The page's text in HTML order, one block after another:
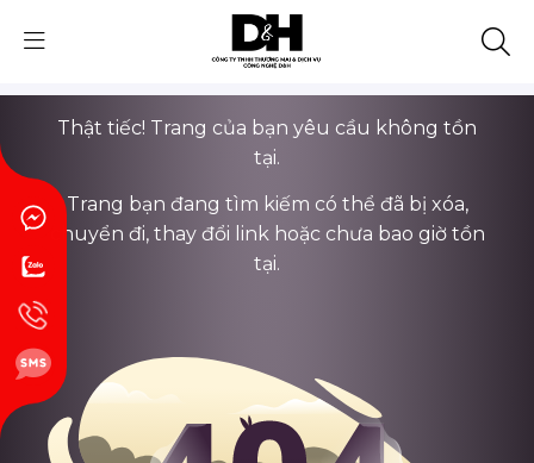
Thật tiếc! Trang của bạn yêu cầu không tồn
tại.
Trang bạn đang tìm kiếm có thể đã bị xóa,
chuyển đi, thay đổi link hoặc chưa bao giờ tồn
tại.